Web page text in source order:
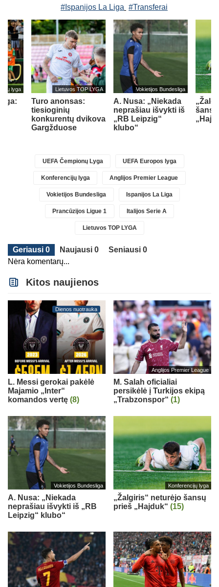
#Ispanijos La Liga #Transferai
lyga Lietuvos TOP LYGA
Turo anonsas:
tiesioginių
konkurentų dvikova
Gargžduose
Vokietijos Bundesliga
A. Nusa: „Niekada
neprašiau išvykti iš
„RB Leipzig“
klubo“
UEFA Čempionų Lyga UEFA Europos lyga
Konferencijų lyga Anglijos Premier League
Vokietijos Bundesliga Ispanijos La Liga
Prancūzijos Ligue 1 Italijos Serie A
Lietuvos TOP LYGA
Geriausi 0 Naujausi 0
Seniausi 0
Nėra komentarų...
Kitos naujienos
Dienos nuotrauka
L. Messi gerokai pakėlė
Majamio „Inter“
komandos vertę (8)
Anglijos Premier League
M. Salah oficialiai
persikėlė į Turkijos ekipą
„Trabzonspor“ (1)
Vokietijos Bundesliga
A. Nusa: „Niekada
neprašiau išvykti iš „RB
Leipzig“ klubo“
Konferencijų lyga
„Žalgiris“ neturėjo šansų
prieš „Hajduk“ (15)